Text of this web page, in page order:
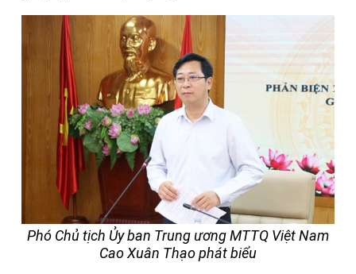
Phó Chủ tịch Ủy ban Trung ương MTTQ Việt Nam
Cao Xuân Thạo phát biểu